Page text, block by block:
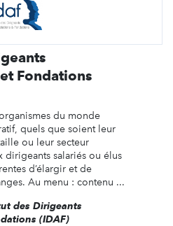
Fondations
du monde
quels que soient leur
ou leur secteur
dirigeants salariés ou élus
d’élargir et de
Au menu : contenu ...
des Dirigeants
(IDAF)